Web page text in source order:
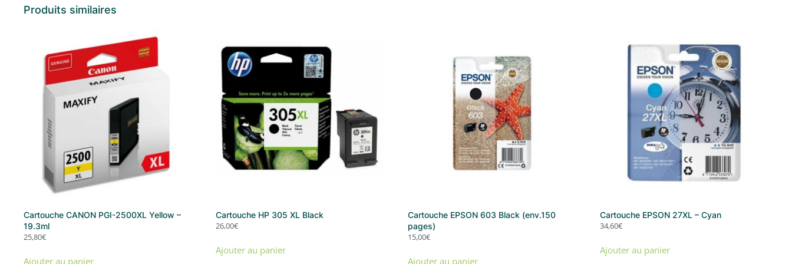
Produits similaires
Cartouche CANON PGI-2500XL Yellow –
19.3ml
25,80€
Ajouter au panier
Cartouche HP 305 XL Black
26,00€
Ajouter au panier
Cartouche EPSON 603 Black (env.150
pages)
15,00€
Ajouter au panier
Cartouche EPSON 27XL – Cyan
34,60€
Ajouter au panier